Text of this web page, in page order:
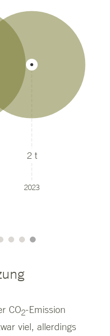
2 t
2023
104,649
kWh
CO2-Emission
viel, allerdings